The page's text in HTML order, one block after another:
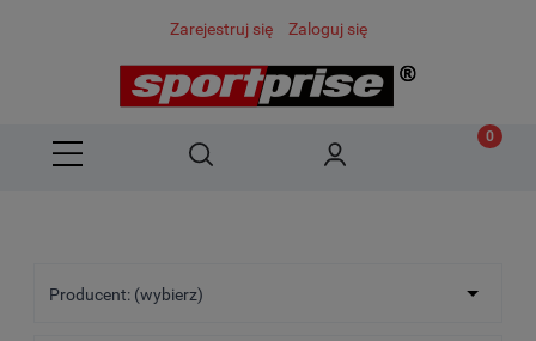
Zarejestruj się Zaloguj się
Producent: (wybierz)